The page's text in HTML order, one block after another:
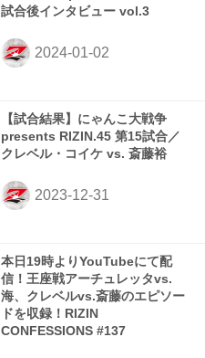
試合後インタビュー vol.3
【試合結果】にゃんこ大戦争
presents RIZIN.45 第15試合／
クレベル・コイケ vs. 斎藤裕
本日19時よりYouTubeにて配
信！王座戦アーチュレッタvs.
海、クレベルvs.斎藤のエピソー
ドを収録！RIZIN
CONFESSIONS #137